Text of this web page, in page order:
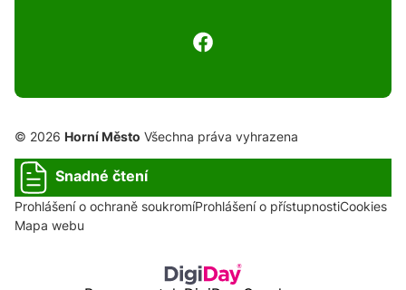
© 2026 Horní Město Všechna práva vyhrazena
Snadné čtení
Prohlášení o ochraně soukromíProhlášení o přístupnostiCookies
Mapa webu